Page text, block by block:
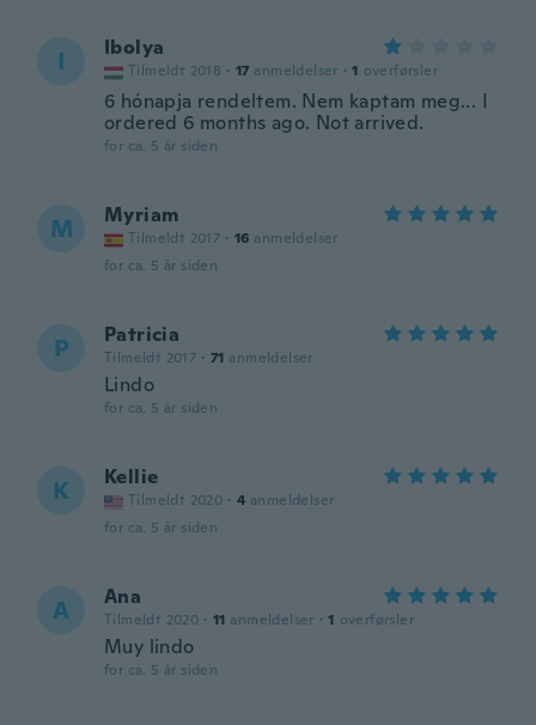
I Ibolya
Tilmeldt 2018 · 17 anmeldelser · 1 overførsler
6 hónapja rendeltem. Nem kaptam meg... I
ordered 6 months ago. Not arrived.
for ca. 5 år siden
M Myriam
Tilmeldt 2017 · 16 anmeldelser
for ca. 5 år siden
P Patricia
Tilmeldt 2017 · 71 anmeldelser
Lindo
for ca. 5 år siden
K Kellie
Tilmeldt 2020 · 4 anmeldelser
for ca. 5 år siden
A Ana
Tilmeldt 2020 · 11 anmeldelser · 1 overførsler
Muy lindo
for ca. 5 år siden